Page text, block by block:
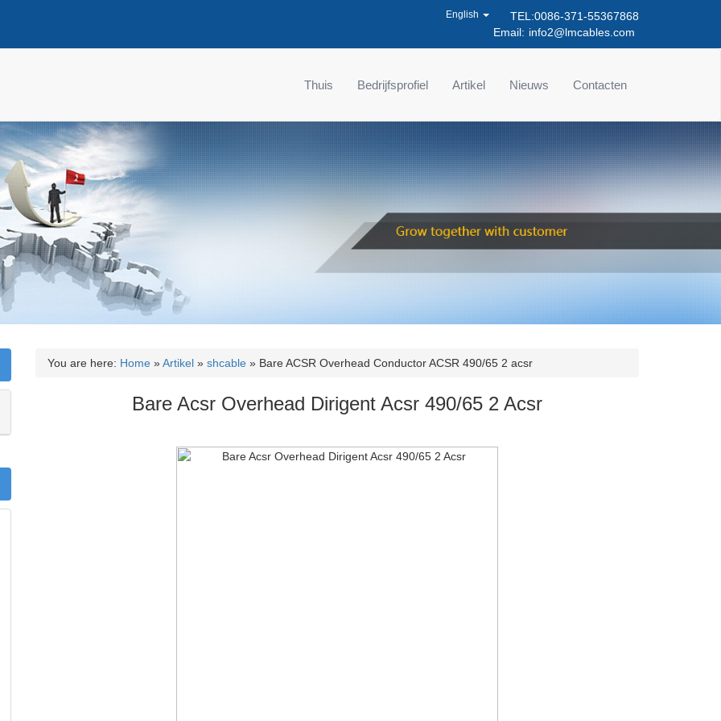
TEL:0086-371-55367868
Email: info2@lmcables.com
English
Thuis Bedrijfsprofiel Artikel Nieuws Contacten
You are here: Home »Artikel » shcable » Bare ACSR Overhead Conductor ACSR 490/65 2 acsr
Bare Acsr Overhead Dirigent Acsr 490/65 2 Acsr